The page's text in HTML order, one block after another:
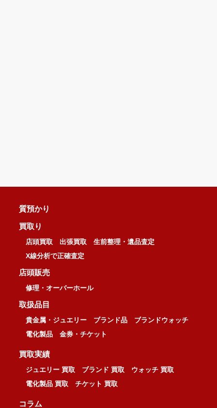
質預かり
買取り
店頭買取 出張買取
生前整理・遺品査定
X線分析で正確査定
店頭販売
修理・オーバーホール
取扱品目
貴金属・ジュエリー ブランド品
ブランドウォッチ
電化製品
金券・チケット
買取実績
ジュエリー 買取 ブランド 買取
ウォッチ 買取
電化製品 買取
チケット 買取
コラム